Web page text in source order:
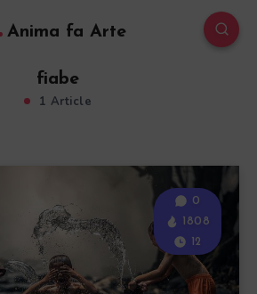
Anima fa Arte
fiabe
1 Article
0
1808
12